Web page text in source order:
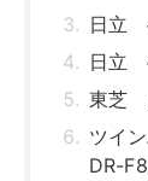
日立
日立
東芝
ツイ
DR-